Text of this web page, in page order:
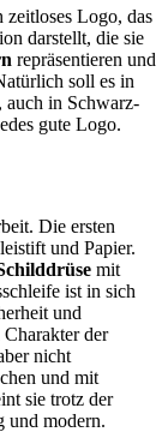
Logo, das
darstellt, die sie
repräsentieren und
soll es in
auch in Schwarz-
gute Logo.
Die ersten
und Papier.
mit
ist in sich
und
der
nicht
und mit
sie trotz der
und modern.